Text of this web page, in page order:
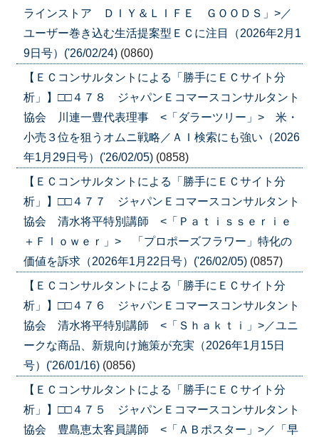
ラインストア ＤＩＹ＆ＬＩＦＥ ＧＯＯＤＳ」>／
ユーザー巻き込む生活提案型ＥＣに注目（2026年2月1
9日号）('26/02/24) (0860)
【ＥＣコンサルタントによる「勝手にＥＣサイト分
析」】□□４７８ ジャパンＥコマースコンサルタント
協会 川連一豊代表理事 <「ダラーツリー」> 米・
小売３位を狙うオムニ戦略／ＡＩ検索にも強い（2026
年1月29日号）('26/02/05) (0858)
【ＥＣコンサルタントによる「勝手にＥＣサイト分
析」】□□４７７ ジャパンＥコマースコンサルタント
協会 清水将平特別講師 <「Ｐａｔｉｓｓｅｒｉｅ
＋Ｆｌｏｗｅｒ」> 「プロポーズフラワー」特化の
価値を訴求（2026年1月22日号）('26/02/05) (0857)
【ＥＣコンサルタントによる「勝手にＥＣサイト分
析」】□□４７６ ジャパンＥコマースコンサルタント
協会 清水将平特別講師 <「Ｓｈａｋｔｉ」>／ユニ
ークな商品、新規向け施策が充実（2026年1月15日
号）('26/01/16) (0856)
【ＥＣコンサルタントによる「勝手にＥＣサイト分
析」】□□４７５ ジャパンＥコマースコンサルタント
協会 豊島恵太客員講師 <「ＡＢポスター」>／「早